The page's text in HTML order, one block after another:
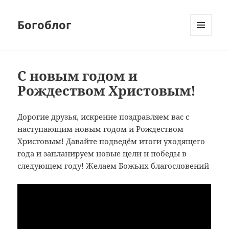
Богоблог
С новым годом и
Рождеством Христовым!
Дорогие друзья, искренне поздравляем вас с
наступающим новым годом и Рождеством
Христовым! Давайте подведём итоги уходящего
года и запланируем новые цели и победы в
следующем году! Желаем Божьих благословений